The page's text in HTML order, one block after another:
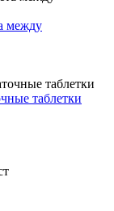
между
таблетки